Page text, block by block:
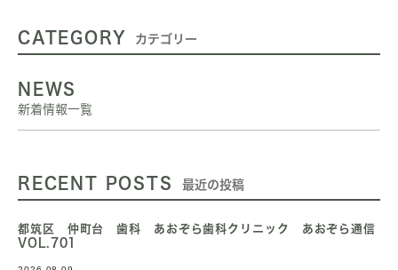
CATEGORY カテゴリー
NEWS
新着情報一覧
RECENT POSTS 最近の投稿
都筑区 仲町台 歯科 あおぞら歯科クリニック あおぞら通信
VOL.701